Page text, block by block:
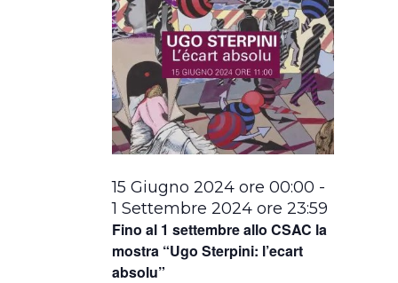
Fino al 1 settembre allo CSAC la
mostra “Ugo Sterpini: l’ecart
absolu”
15 Giugno 2024 ore 00:00 -
1 Settembre 2024 ore 23:59